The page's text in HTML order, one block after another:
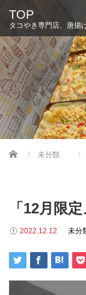
TOP
タコやき専門店、唐揚
Home 未分類
「12月限
2022.12.12 未分